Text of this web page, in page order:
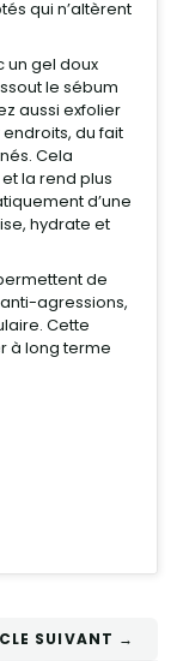
qui n’altèrent
un gel doux
le sébum
aussi exfolier
du fait
Cela
la rend plus
d’une
hydrate et
de
agressions,
Cette
à long terme
SUIVANT →